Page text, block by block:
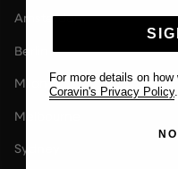
Amsterdam
Berlin
Milan
Melbourne
Sydney
For more details on
Coravin's Privacy Policy